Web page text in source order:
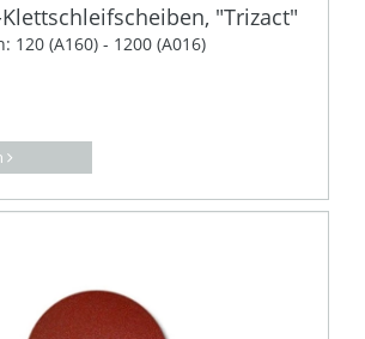
"Trizact"
120 (A160) - 1200 (A016)